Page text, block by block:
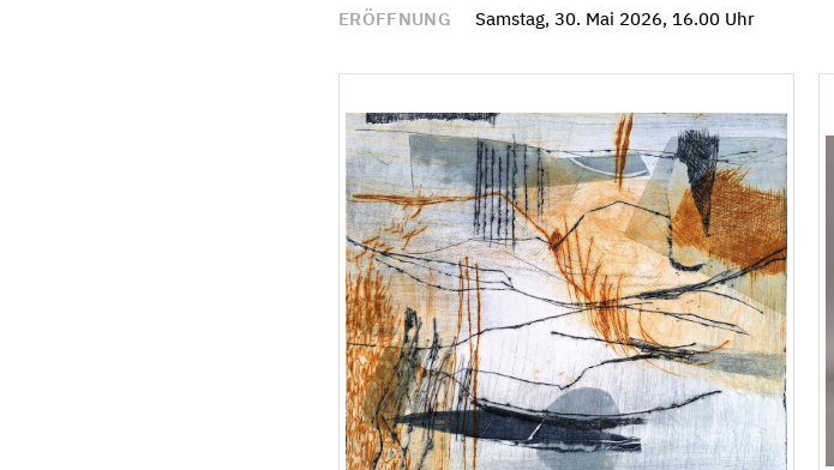
ERÖFFNUNG
Samstag, 30. Mai 2026, 16.00 Uhr